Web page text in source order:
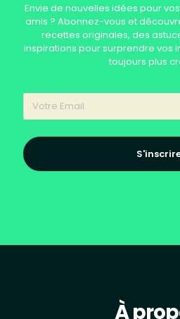
Envie de nouvelles idées pour
amis ? Abonnez-vous et
recettes originales, des
inspirations pour surprendre vos
toujours plus
À